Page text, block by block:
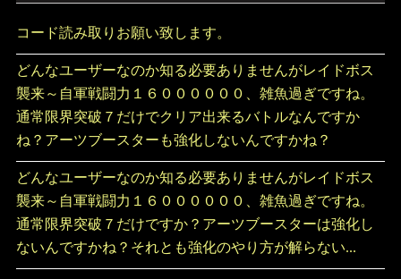
コード読み取りお願い致します。
どんなユーザーなのか知る必要ありませんがレイドボス
襲来～自軍戦闘力１６００００００、雑魚過ぎですね。
通常限界突破７だけでクリア出来るバトルなんですか
ね？アーツブースターも強化しないんですかね？
どんなユーザーなのか知る必要ありませんがレイドボス
襲来～自軍戦闘力１６００００００、雑魚過ぎですね。
通常限界突破７だけですか？アーツブースターは強化し
ないんですかね？それとも強化のやり方が解らない...